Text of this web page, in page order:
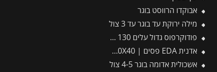
אבוקדו הרווסט בוגר
מילה ירוקת עד בוגר עד 3 צול
פודוקרפוס גדול עלים 130 ליטר גובה עד 5 מ
אדנית EDA פסים | 100X40X40 ס”מ | לבן
אשכולית אדומה בוגר 4-5 צול